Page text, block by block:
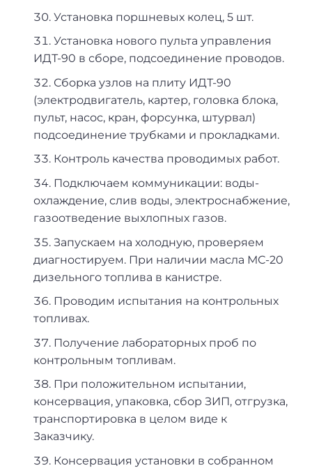
Установка поршневых колец, 5 шт.
Установка нового пульта управления
ИДТ-90 в сборе, подсоединение проводов.
Сборка узлов на плиту ИДТ-90
(электродвигатель, картер, головка блока,
пульт, насос, кран, форсунка, штурвал)
подсоединение трубками и прокладками.
Контроль качества проводимых работ.
Подключаем коммуникации: воды-
охлаждение, слив воды, электроснабжение,
газоотведение выхлопных газов.
Запускаем на холодную, проверяем
диагностируем. При наличии масла МС-20
дизельного топлива в канистре.
Проводим испытания на контрольных
топливах.
Получение лабораторных проб по
контрольным топливам.
При положительном испытании,
консервация, упаковка, сбор ЗИП, отгрузка,
транспортировка в целом виде к
Заказчику.
Консервация установки в собранном